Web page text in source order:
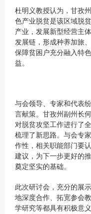
杜明义教授认为，甘孜
色产业脱贫是该区域脱
产业，发展新型经营主
发展链，形成种养加旅
保障贫困户充分融入特
益。
与会领导、专家和代表
言献策。甘孜州副州长
对脱贫攻坚工作进行了
梳理了新思路。与会专
作性，相关职能部门要
建议，为下一步更好的
奠定坚实的基础。
此次研讨会，充分的展
地深度合作、拓宽参会
学研究等都具有积极意义